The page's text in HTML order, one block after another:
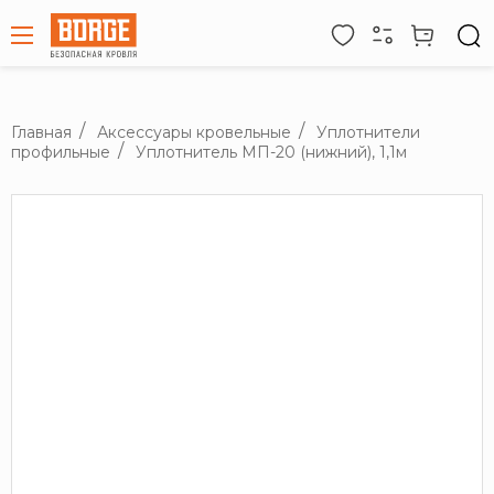
Главная Аксессуары кровельные
Уплотнители
профильные
Уплотнитель МП-20 (нижний), 1,1м